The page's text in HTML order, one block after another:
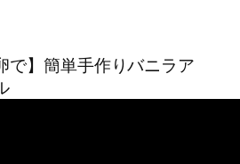
で】簡単手作りバニラア